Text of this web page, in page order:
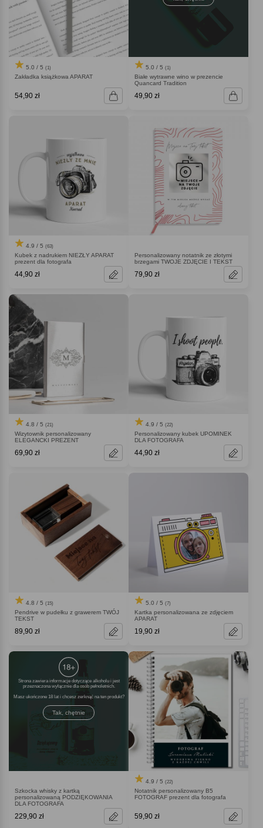
5.0 / 5 (1)
Zakładka książkowa APARAT
54,90 zł
5.0 / 5 (1)
Białe wytrawne wino w prezencie
Quancard Tradition
49,90 zł
4.9 / 5 (63)
Kubek z nadrukiem NIEZŁY APARAT
prezent dla fotografa
44,90 zł
Personalizowany notatnik ze złotymi
brzegami TWOJE ZDJĘCIE I TEKST
79,90 zł
4.8 / 5 (21)
Wizytownik personalizowany
ELEGANCKI PREZENT
69,90 zł
4.9 / 5 (22)
Personalizowany kubek UPOMINEK
DLA FOTOGRAFA
44,90 zł
4.8 / 5 (15)
Pendrive w pudełku z grawerem TWÓJ
TEKST
89,90 zł
5.0 / 5 (7)
Kartka personalizowana ze zdjęciem
APARAT
19,90 zł
Strona zawiera informacje dotyczące alkoholu i jest
przeznaczona wyłącznie dla osób pełnoletnich.
Masz ukończone 18 lat i chcesz zerknąć na ten produkt
Tak, chętnie
Szkocka whisky z kartką
personalizowaną PODZIĘKOWANIA
DLA FOTOGRAFA
229,90 zł
4.9 / 5 (22)
Notatnik personalizowany B5
FOTOGRAF prezent dla fotografa
59,90 zł